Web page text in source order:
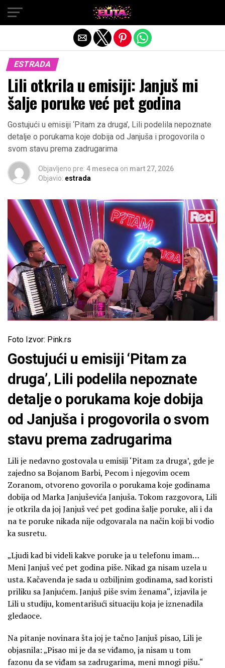
ESTRADA
Lili otkrila u emisiji: Janjuš mi
šalje poruke već pet godina
Gostujući u emisiji ‘Pitam za druga’, Lili podelila nepoznate
detalje o porukama koje dobija od Janjuša i progovorila o
svom stavu prema zadrugarima
Objavljeno pre: 4 meseca on mart 27, 2026
Objavio: estrada
Foto Izvor: Pink.rs
Gostujući u emisiji ‘Pitam za
druga’, Lili podelila nepoznate
detalje o porukama koje dobija
od Janjuša i progovorila o svom
stavu prema zadrugarima
Lili je nedavno gostovala u emisiji ‘Pitam za druga’, gde je
zajedno sa Bojanom Barbi, Pecom i njegovim ocem
Zoranom, otvoreno govorila o porukama koje godinama
dobija od Marka Janjuševića Janjuša. Tokom razgovora, Lili
je otkrila da joj Janjuš već pet godina šalje poruke, ali i da
na te poruke nikada nije odgovarala na način koji bi vodio
ka susretu.
„Ljudi kad bi videli kakve poruke ja u telefonu imam…
Meni Janjuš već pet godina piše. Nikad ga nisam uzela u
usta. Kačavenda je sada u ozbiljnim godinama, sad koristi
priliku sa Janjućem. Janjuš piše svim ženama“, izjavila je
Lili u studiju, komentarišući situaciju koja je iznenadila
gledaoce.
Na pitanje novinara šta joj je tačno Janjuš pisao, Lili je
objasnila: „Pisao mi je da se viđamo, ja nisam u tom
fazonu da se viđam sa zadrugarima, meni mnogi pišu.“
Exit mobile version